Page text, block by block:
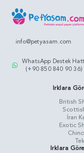
info@petyasam.com
WhatsApp Destek
(+90 850 840 90 36)
Irklara
British
İran
Exotic
Irklara